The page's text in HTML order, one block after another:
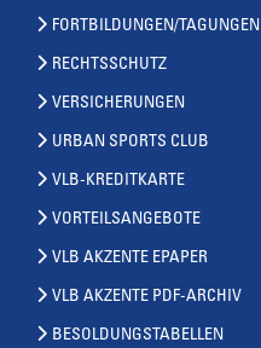
FORTBILDUNGEN/TAGUNGEN
RECHTSSCHUTZ
VERSICHERUNGEN
URBAN SPORTS CLUB
VLB-KREDITKARTE
VORTEILSANGEBOTE
VLB AKZENTE EPAPER
VLB AKZENTE PDF-ARCHIV
BESOLDUNGSTABELLEN